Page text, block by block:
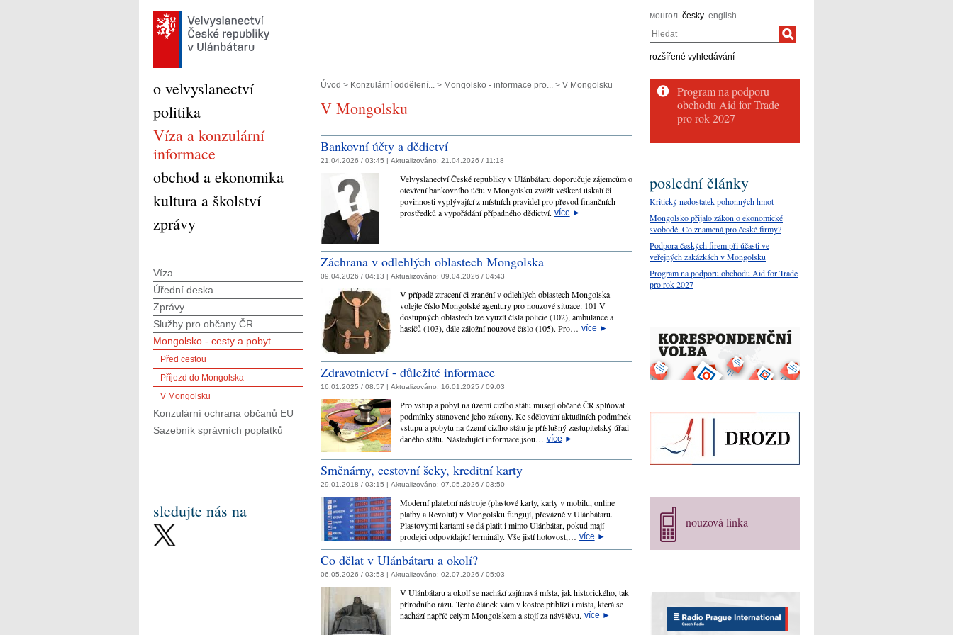
монгол česky english
Hledat
rozšířené vyhledávání
Úvod > Konzulární oddělení... > Mongolsko - informace pro... > V Mongolsku
V Mongolsku
Bankovní účty a dědictví
21.04.2026 / 03:45 | Aktualizováno: 21.04.2026 / 11:18
Velvyslanectví České republiky v Ulánbátaru doporučuje zájemcům o
otevření bankovního účtu v Mongolsku zvážit veškerá úskalí či
povinnosti vyplývající z místních pravidel pro převod finančních
prostředků a vypořádání případného dědictví. více ►
Záchrana v odlehlých oblastech Mongolska
09.04.2026 / 04:13 | Aktualizováno: 09.04.2026 / 04:43
V případě ztracení či zranění v odlehlých oblastech Mongolska
volejte číslo Mongolské agentury pro nouzové situace: 101 V
dostupných oblastech lze využít čísla policie (102), ambulance a
hasičů (103), dále záložní nouzové číslo (105). Pro… více ►
Zdravotnictví - důležité informace
16.01.2025 / 08:57 | Aktualizováno: 16.01.2025 / 09:03
Pro vstup a pobyt na území cizího státu musejí občané ČR splňovat
podmínky stanovené jeho zákony. Ke sdělování aktuálních podmínek
vstupu a pobytu na území cizího státu je příslušný zastupitelský úřad
daného státu. Následující informace jsou… více ►
Směnárny, cestovní šeky, kreditní karty
29.01.2018 / 03:15 | Aktualizováno: 07.05.2026 / 03:50
Moderní platební nástroje (plastové karty, karty v mobilu, online
platby a Revolut) v Mongolsku fungují, převážně v Ulánbátaru.
Plastovými kartami se dá platit i mimo Ulánbátar, pokud mají
prodejci odpovídající terminály. Vše jistí hotovost,… více ►
Co dělat v Ulánbátaru a okolí?
06.05.2026 / 03:53 | Aktualizováno: 02.07.2026 / 05:03
V Ulánbátaru a okolí se nachází zajímavá místa, jak historického, tak
přírodního rázu. Tento článek vám v kostce přiblíží i místa, která se
nachází napříč celým Mongolskem a stojí za návštěvu. více ►
o velvyslanectví
politika
Víza a konzulární
informace
obchod a ekonomika
kultura a školství
zprávy
Víza
Úřední deska
Zprávy
Služby pro občany ČR
Mongolsko - cesty a pobyt
Před cestou
Příjezd do Mongolska
V Mongolsku
Konzulární ochrana občanů EU
Sazebník správních poplatků
sledujte nás na
Program na podporu
obchodu Aid for Trade
pro rok 2027
poslední články
Kritický nedostatek pohonných hmot
Mongolsko přijalo zákon o ekonomické
svobodě. Co znamená pro české firmy?
Podpora českých firem při účasti ve
veřejných zakázkách v Mongolsku
Program na podporu obchodu Aid for Trade
pro rok 2027
nouzová linka